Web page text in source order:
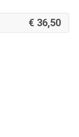
36,50